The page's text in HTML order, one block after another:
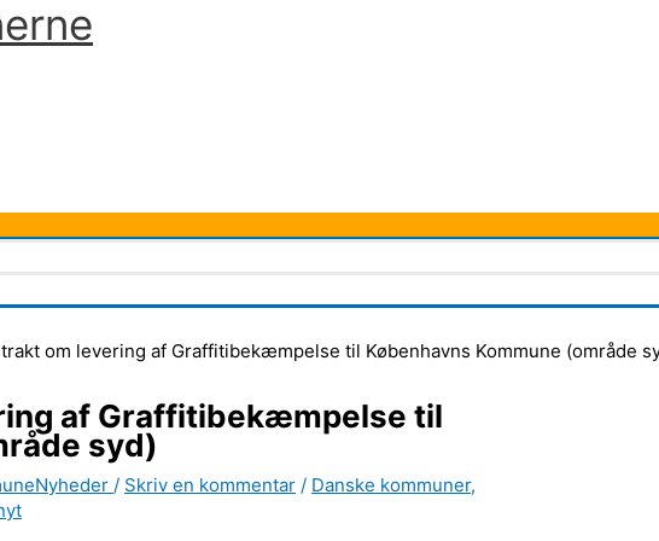
om levering af Graffitibekæmpelse til Københavns Kommune (område
af Graffitibekæmpelse til
syd)
/ Skriv en kommentar / Danske kommuner,